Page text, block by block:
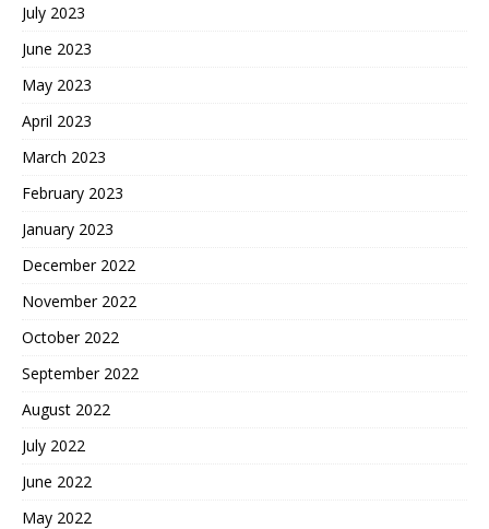
July 2023
June 2023
May 2023
April 2023
March 2023
February 2023
January 2023
December 2022
November 2022
October 2022
September 2022
August 2022
July 2022
June 2022
May 2022